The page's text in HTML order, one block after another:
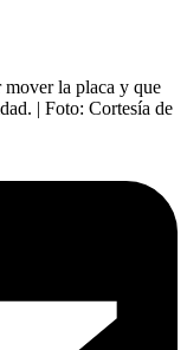
mover la placa y que
| Foto: Cortesía de